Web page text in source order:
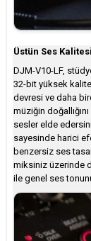
Üstün Ses
DJM-V10-LF,
32-bit yüksek
devresi ve daha
müziğin
sesler elde
sayesinde harici
benzersiz ses
miksiniz üzerinde
ile genel ses